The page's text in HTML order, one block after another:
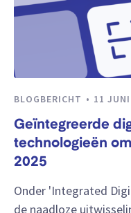
BLOGBERICHT 11
Geïntegreerde
technologieën
2025
Onder 'Integrated
de naadloze